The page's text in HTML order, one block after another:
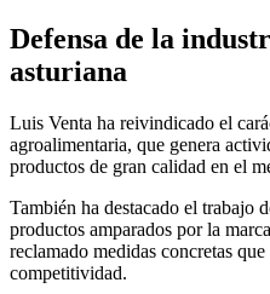
Defensa de la
asturiana
Luis Venta ha reivindicado el
agroalimentaria, que genera
productos de gran calidad en el
También ha destacado el trabajo
productos amparados por la
reclamado medidas concretas
competitividad.